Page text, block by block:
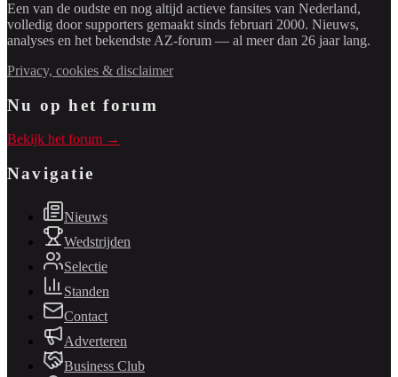
Een van de oudste en nog altijd actieve fansites van Nederland,
volledig door supporters gemaakt sinds februari 2000. Nieuws,
analyses en het bekendste AZ-forum — al meer dan 26 jaar lang.
Privacy, cookies & disclaimer
Nu op het forum
Bekijk het forum →
Navigatie
Nieuws
Wedstrijden
Selectie
Standen
Contact
Adverteren
Business Club